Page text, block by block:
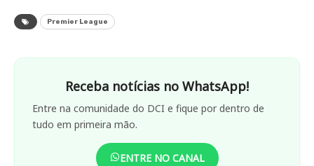
Premier League
Receba notícias no WhatsApp!
Entre na comunidade do DCI e fique por dentro de
tudo em primeira mão.
ENTRE NO CANAL